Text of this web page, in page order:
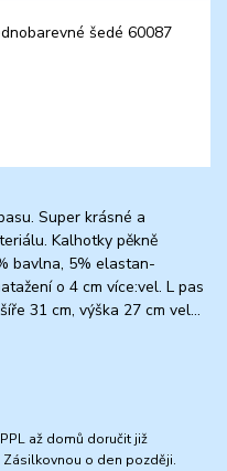
Super krásné a
Kalhotky pěkně
bavlna, 5% elastan-
o 4 cm více:vel. L pas
31 cm, výška 27 cm vel...
až domů doručit již
Zásilkovnou o den později.